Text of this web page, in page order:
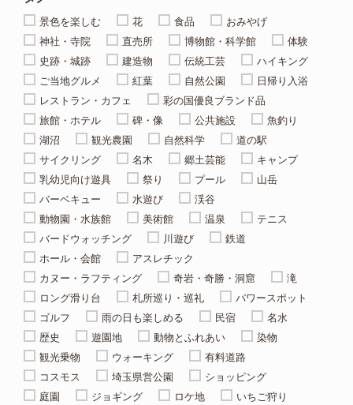
景色を楽しむ 花 食品
おみやげ
神社・寺院
直売所 博物館・科学館
体験
史跡・城跡
建造物 伝統工芸
ハイキング
ご当地グルメ
紅葉 自然公園
日帰り入浴
レストラン・カフェ
彩の国優良ブランド品
旅館・ホテル
碑・像 公共施設
魚釣り
湖沼
観光農園 自然科学
道の駅
サイクリング
名木 郷土芸能
キャンプ
乳幼児向け遊具
祭り プール
山岳
バーベキュー
水遊び
渓谷
動物園・水族館
美術館 温泉
テニス
バードウォッチング
川遊び
鉄道
ホール・会館
アスレチック
カヌー・ラフティング
奇岩・奇勝・洞窟
滝
ロング滑り台
札所巡り・巡礼
パワースポット
ゴルフ
雨の日も楽しめる 民宿
名水
歴史
遊園地 動物とふれあい
染物
観光乗物
ウォーキング
有料道路
コスモス
埼玉県営公園
ショッピング
庭園
ジョギング ロケ地
いちご狩り